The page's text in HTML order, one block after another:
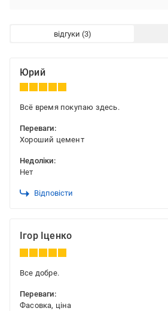
відгуки
Юрий
Всё время покупаю здесь.
Переваги:
Хороший цемент
Недоліки:
Нет
Відповісти
Ігор Іценко
Все добре.
Переваги:
Фасовка, ціна